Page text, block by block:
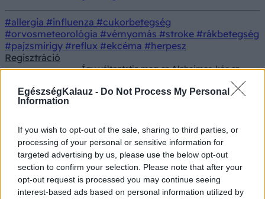
EgészségKalauz - Do Not Process My Personal
Information
If you wish to opt-out of the sale, sharing to third parties, or
processing of your personal or sensitive information for
targeted advertising by us, please use the below opt-out
section to confirm your selection. Please note that after your
opt-out request is processed you may continue seeing
interest-based ads based on personal information utilized by
#allergia #influenza #cukorbetegség
#orvosmeteorológia #vérnyomás #stroke #rákbetegség
#pajzsmirigy #reflux #ekcéma #herpesz
Regisztráció
Így változtatja meg az Alzheimer-kór az
embert - a neurológus elmagyarázza, mi
minden történik
kór az embert - a neurológus
elmagyarázza, mi minden történik